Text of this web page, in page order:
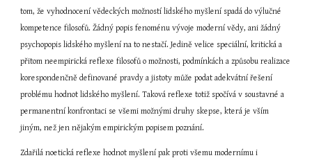
tom, že vyhodnocení vědeckých možností lidského myšlení spadá do výlučné
kompetence filosofů. Žádný popis fenoménu vývoje moderní vědy, ani žádný
psychopopis lidského myšlení na to nestačí. Jedině velice speciální, kritická a
přitom neempirická reflexe filosofů o možnosti, podmínkách a způsobu realizace
korespondenčně definované pravdy a jistoty může podat adekvátní řešení
problému hodnot lidského myšlení. Taková reflexe totiž spočívá v soustavné a
permanentní konfrontaci se všemi možnými druhy skepse, která je vším
jiným, než jen nějakým empirickým popisem poznání.
Zdařilá noetická reflexe hodnot myšlení pak proti všemu modernímu i